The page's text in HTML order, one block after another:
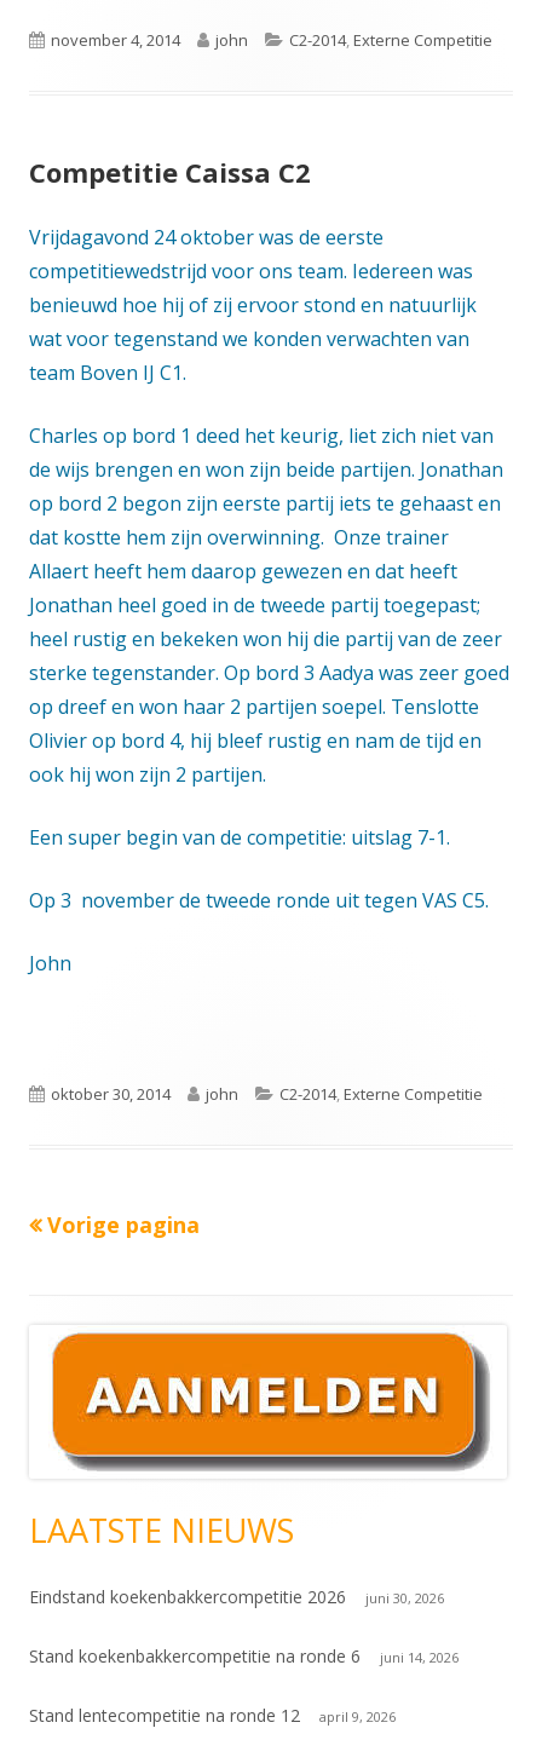
Gepubliceerd
november 4, 2014 Auteur
john Categorieën
C2-2014,Externe Competitie
Competitie Caissa C2
Vrijdagavond 24 oktober was de eerste
competitiewedstrijd voor ons team. Iedereen was
benieuwd hoe hij of zij ervoor stond en natuurlijk
wat voor tegenstand we konden verwachten van
team Boven IJ C1.
Charles op bord 1 deed het keurig, liet zich niet van
de wijs brengen en won zijn beide partijen. Jonathan
op bord 2 begon zijn eerste partij iets te gehaast en
dat kostte hem zijn overwinning. Onze trainer
Allaert heeft hem daarop gewezen en dat heeft
Jonathan heel goed in de tweede partij toegepast;
heel rustig en bekeken won hij die partij van de zeer
sterke tegenstander. Op bord 3 Aadya was zeer goed
op dreef en won haar 2 partijen soepel. Tenslotte
Olivier op bord 4, hij bleef rustig en nam de tijd en
ook hij won zijn 2 partijen.
Een super begin van de competitie: uitslag 7-1.
Op 3 november de tweede ronde uit tegen VAS C5.
John
Gepubliceerd
oktober 30, 2014 Auteur
john Categorieën
C2-2014,Externe Competitie
Berichten
Vorige pagina
Hoofd
sidebar
LAATSTE NIEUWS
Eindstand koekenbakkercompetitie 2026 juni 30, 2026
Stand koekenbakkercompetitie na ronde 6 juni 14, 2026
Stand lentecompetitie na ronde 12 april 9, 2026